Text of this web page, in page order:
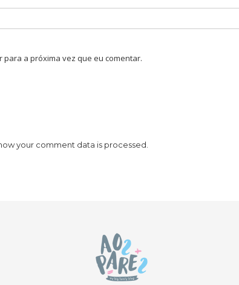
para a próxima vez que eu comentar.
your comment data is processed.